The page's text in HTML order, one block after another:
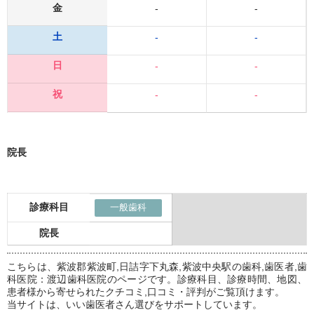
金
土
日
祝
-
-
-
-
-
-
-
-
院長
診療科目 一般歯科
院長
こちらは、紫波郡紫波町,日詰字下丸森,紫波中央駅の歯科,歯医者,歯
科医院：渡辺歯科医院のページです。診療科目、診療時間、地図、
患者様から寄せられたクチコミ,口コミ・評判がご覧頂けます。
当サイトは、いい歯医者さん選びをサポートしています。